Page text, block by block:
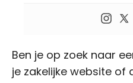
Ben je op zoek naar
je zakelijke website of